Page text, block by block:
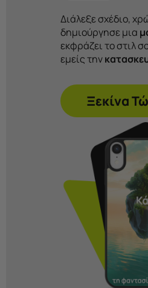
Διάλεξε σχέδιο,
δημιούργησε μια
εκφράζει το στιλ
εμείς την
Ξεκίνα